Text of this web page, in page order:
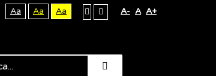
Aa Aa Aa A- A A+